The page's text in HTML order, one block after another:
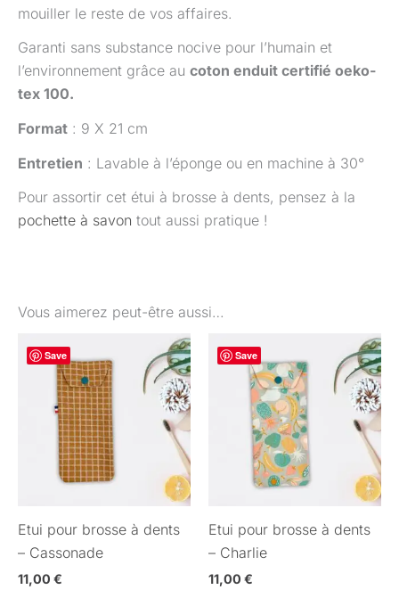
mouiller le reste de vos affaires.
Garanti sans substance nocive pour l’humain et
l’environnement grâce au coton enduit certifié oeko-
tex 100.
Format : 9 X 21 cm
Entretien : Lavable à l’éponge ou en machine à 30°
Pour assortir cet étui à brosse à dents, pensez à la
pochette à savon tout aussi pratique !
Vous aimerez peut-être aussi…
Save
Etui pour brosse à dents
– Cassonade
11,00 €
Save
Etui pour brosse à dents
– Charlie
11,00 €